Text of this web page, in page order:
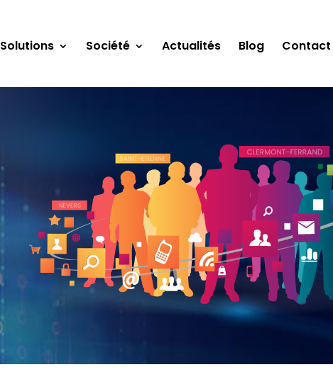
Solutions Société Actualités Blog Contact